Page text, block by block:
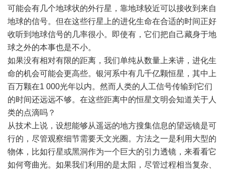
可能会有几个地球状的外行星，靠地球较近可以接收到来自
地球的信号。但在这些行星上的进化生命在合适的时间正好
收听到地球信号的几率很小。即使有，它们把自己藏身于地
球之外的本事也是不小。
如果没有相对有限的距离，我们单纯从数量上来讲，进化生
命的机会可能会更高些。银河系中有几千亿颗恒星，其中上
百万颗在1 000光年以内。然而人类的人工信号传输到它们
的时间还远远不够。在这些距离中的恒星文明会知道关于人
类的点滴吗？
从技术上说，设想能够从遥远的地方搜集信息的望远镜是可
行的，尽管观察细节需要天文光圈。方法之一是利用大型的
物体，比如行星或黑洞作为一个巨大的引力透镜，来看看它
如何弯曲光。如果我们利用的是太阳，尽管过程相当复杂、